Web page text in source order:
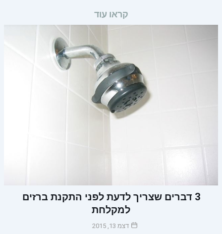
קראו עוד
3 דברים שצריך לדעת לפני התקנת ברזים
למקלחת
דצמ 13, 2015